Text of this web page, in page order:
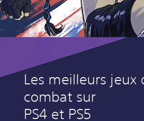
Les meilleurs jeux
combat sur
PS4 et PS5